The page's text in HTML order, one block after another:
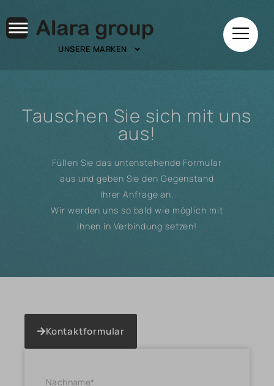
UNSERE MARKEN
Tauschen Sie sich mit uns
aus!
Füllen Sie das untenstehende Formular
aus und geben Sie den Gegenstand
Ihrer Anfrage an.
Wir werden uns so bald wie möglich mit
Ihnen in Verbindung setzen!
Kontaktformular